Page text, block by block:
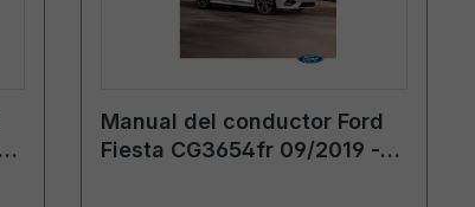
Manual del conductor Ford
Fiesta CG3654fr 09/2019 -